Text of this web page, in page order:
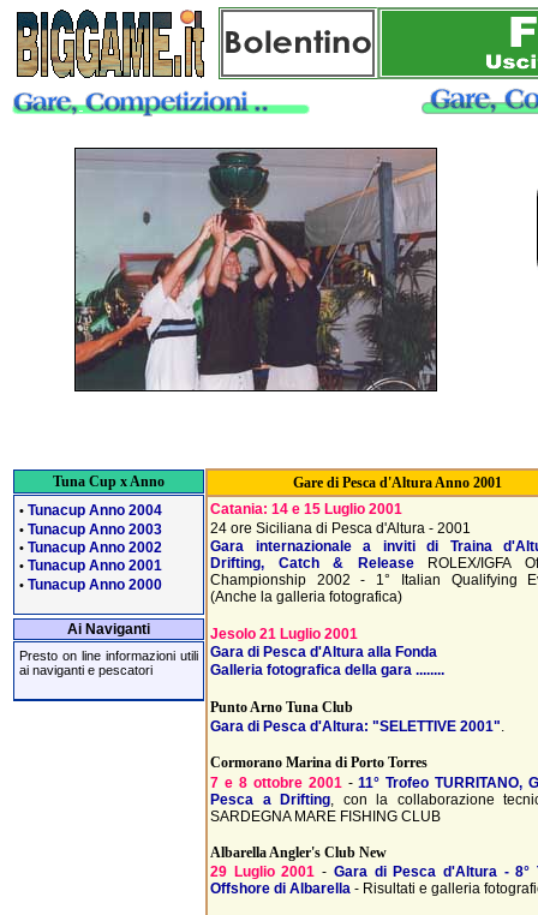
Tuna Cup x Anno
• Tunacup Anno 2004
• Tunacup Anno 2003
• Tunacup Anno 2002
• Tunacup Anno 2001
• Tunacup Anno 2000
Ai Naviganti
Presto on line informazioni utili
ai naviganti e pescatori
Gare di Pesca d'Altura Anno 2001
Catania: 14 e 15 Luglio 2001
24 ore Siciliana di Pesca d'Altura - 2001
Gara internazionale a inviti di Traina
Drifting, Catch & ReleaseROLEX/IGFA
Championship 2002 - 1° Italian Qualifying
(Anche la galleria fotografica)
Jesolo 21 Luglio 2001
Gara di Pesca d'Altura alla Fonda
Galleria fotografica della gara ........
Punto Arno Tuna Club
Gara di Pesca d'Altura: "SELETTIVE 2001".
Cormorano Marina di Porto Torres
7 e 8 ottobre 2001 -11° Trofeo TURRITANO,
Pesca a Drifting , con la collaborazione
SARDEGNA MARE FISHING CLUB
Albarella Angler's Club New
29 Luglio 2001 - Gara di Pesca d'Altura - 8°
Offshore di Albarella - Risultati e galleria